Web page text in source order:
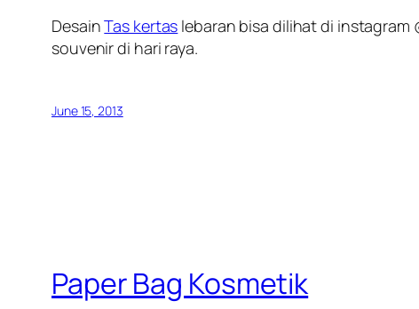
DesainTas kertas lebaran bisa dilihat di instagram
souvenir di hari raya.
June 15, 2013
Paper Bag Kosmetik